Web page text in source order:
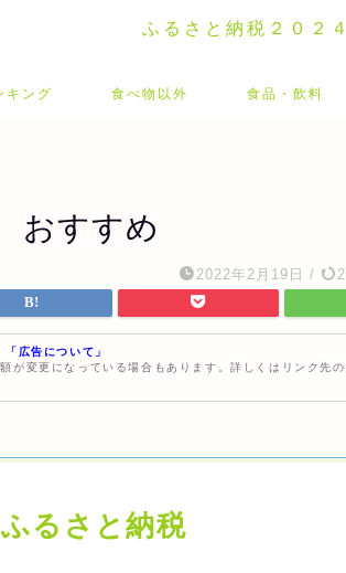
ふるさと納税２０２４
キング 食べ物以外 食品・飲料
すすめ
2022年2月19日 /
「広告について」
が変更になっている場合もあります。詳しくはリンク先
るさと納税